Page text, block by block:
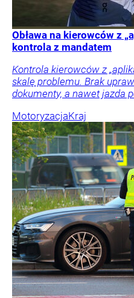
Obława na kierowców z
kontrola z mandatem
Kontrola kierowców z
skalę problemu. Brak
dokumenty, a nawet jazda
MotoryzacjaKraj